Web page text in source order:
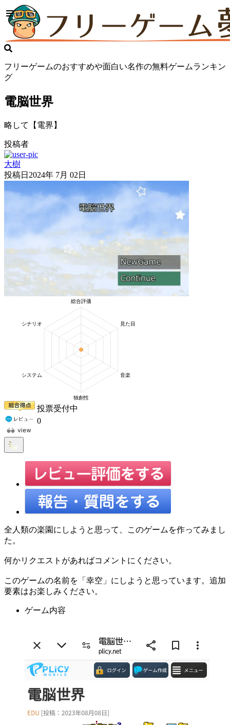
フリーゲームのおすすめや面白い名作の無料ゲームランキン
グ
電脳世界
略して【電界】
投稿者
大樹
投稿日 2024年 7月 02日
投票受付中
0
全人類の楽園にしようと思って、このゲームを作ってみまし
た。
何かリクエストがあればコメントにください。
このゲームの名前を「幸空」にしようと思っています。追加
要素はお楽しみください。
ゲーム内容